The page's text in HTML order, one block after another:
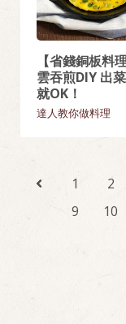
【省錢銅板料
雲吞煎DIY 出
就OK！
達人教你做料理
1 2
9
10